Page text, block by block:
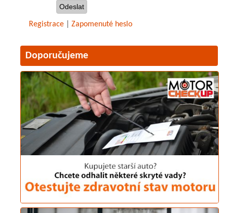
Registrace Zapomenuté heslo
Doporučujeme